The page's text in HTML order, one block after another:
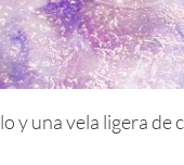
y una vela ligera de